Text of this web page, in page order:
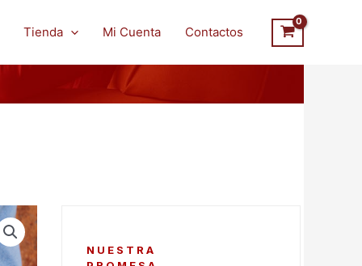
Tienda Mi Cuenta Contactos
NUESTRA